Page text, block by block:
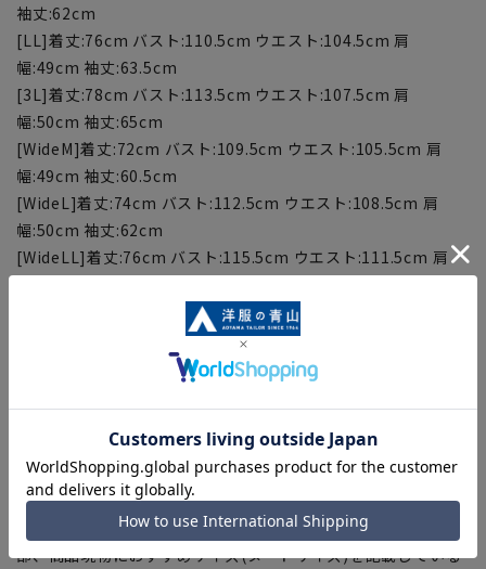
袖丈:62cm
[LL]着丈:76cm バスト:110.5cm ウエスト:104.5cm 肩
幅:49cm 袖丈:63.5cm
[3L]着丈:78cm バスト:113.5cm ウエスト:107.5cm 肩
幅:50cm 袖丈:65cm
[WideM]着丈:72cm バスト:109.5cm ウエスト:105.5cm 肩
幅:49cm 袖丈:60.5cm
[WideL]着丈:74cm バスト:112.5cm ウエスト:108.5cm 肩
幅:50cm 袖丈:62cm
[WideLL]着丈:76cm バスト:115.5cm ウエスト:111.5cm 肩
【商品に関するご注意】
■商品画像はサンプルのため、色味やサイズ等の仕様に変更が
入の目安としてご利用ください。
■生地や仕様・デザインにより、着用感や実際のサイズ表に若
干の誤差が生じる場合がございます。予めご了承ください。
■サイズスペックは仕上がりサイズを記載しております。一
部、商品現物におすすめサイズ(ヌードサイズ)を記載している